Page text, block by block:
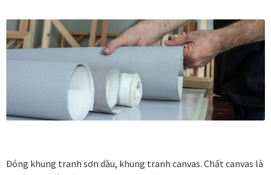
Chọn tranh phòng khách từ góc nhìn Home Stylist
Phong cách nội thất
Vị trí trưng bày
Đóng khung tranh sơn dầu, khung tranh canvas. Chất canvas là